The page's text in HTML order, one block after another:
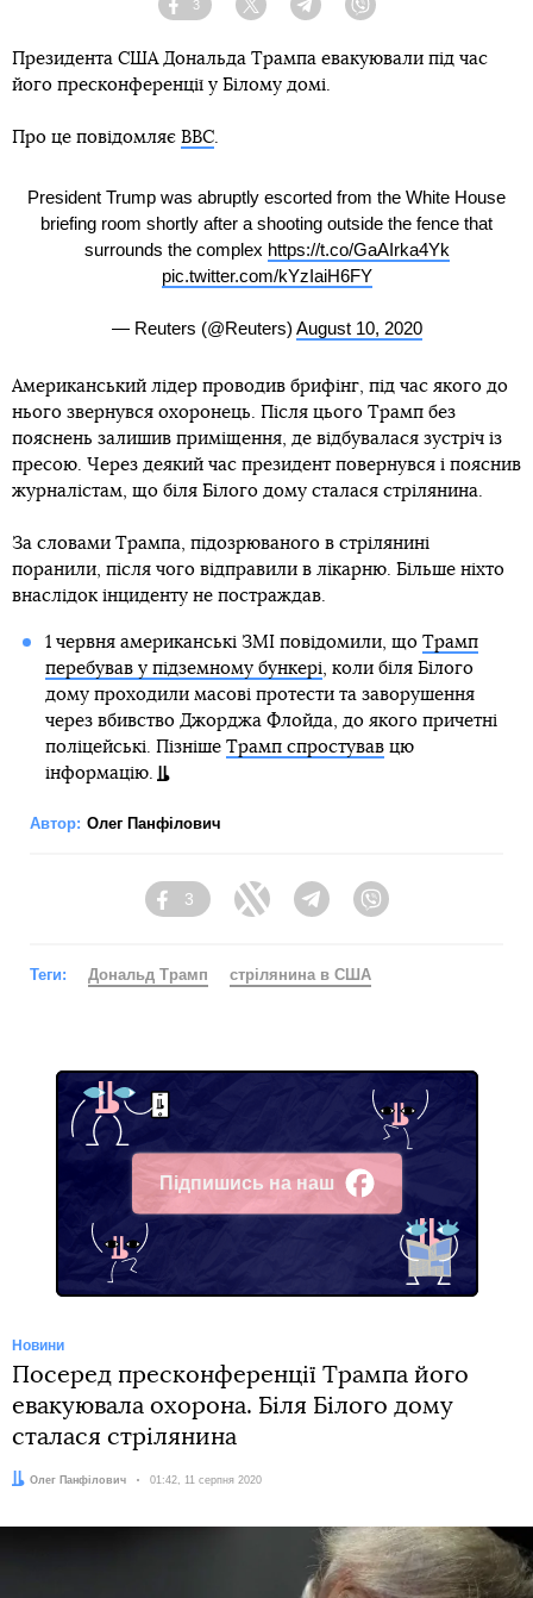
Facebook
3
Twitter TelegramViber
Президента США Дональда Трампа евакуювали під час
його пресконференції у Білому домі.
Про це повідомляє ВВС.
President Trump was abruptly escorted from the White House
briefing room shortly after a shooting outside the fence that
surrounds the complex https://t.co/GaAIrka4Yk
pic.twitter.com/kYzIaiH6FY
— Reuters (@Reuters) August 10, 2020
Американський лідер проводив брифінг, під час якого до
нього звернувся охоронець. Після цього Трамп без
пояснень залишив приміщення, де відбувалася зустріч із
пресою. Через деякий час президент повернувся і пояснив
журналістам, що біля Білого дому сталася стрілянина.
За словами Трампа, підозрюваного в стрілянині
поранили, після чого відправили в лікарню. Більше ніхто
внаслідок інциденту не постраждав.
1 червня американські ЗМІ повідомили, що Трамп
перебував у підземному бункері, коли біля Білого
дому проходили масові протести та заворушення
через вбивство Джорджа Флойда, до якого причетні
поліцейські. Пізніше Трамп спростувавцю
інформацію.
Автор: Олег Панфілович
Facebook
3
Twitter Telegram
Теги: Дональд Трамп стрілянина в США
Підпишись на наш
Facebook
Новини
Посеред пресконференції Трампа його
евакуювала охорона. Біля Білого дому
сталася стрілянина
Автор:
Олег Панфілович Дата:
01:42, 11 серпня 2020